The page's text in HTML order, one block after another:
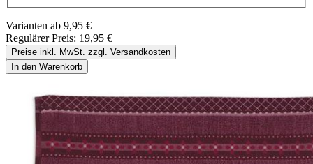
Varianten ab 9,95 €
Regulärer Preis: 19,95 €
Preise inkl. MwSt. zzgl. Versandkosten
In den Warenkorb